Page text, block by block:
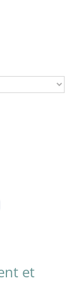
et